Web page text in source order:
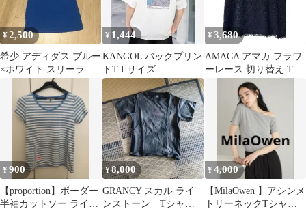
¥2,500
希少 アディダス ブルー
×ホワイト スリーライ
ン Tシャツ
¥ 1,444
KANGOL バックプリン
トT Lサイズ
¥ 3,680
AMACA アマカ フラワ
ーレース 切り替え Tシ
ャツ ゆったり 上品
¥900
【proportion】ボーダー
半袖カットソー ライン
¥8,000
GRANCY スカル ライ
ンストーン Tシャツ
¥4,000
【MilaOwen 】アシンメ
トリーネックTシャ